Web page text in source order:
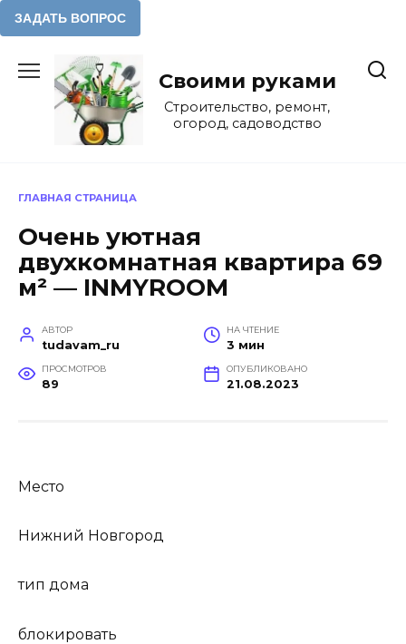
содержанию
Своими руками
Строительство, ремонт,
огород, садоводство
ГЛАВНАЯ СТРАНИЦА
Очень уютная
двухкомнатная квартира 69
м² — INMYROOM
АВТОР
tudavam_ru
НА ЧТЕНИЕ
3 мин
ПРОСМОТРОВ
89
ОПУБЛИКОВАНО
21.08.2023
Место
Нижний Новгород
тип дома
блокировать